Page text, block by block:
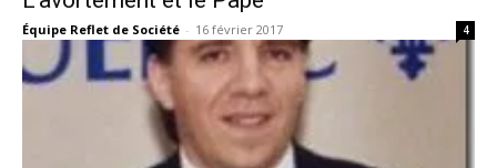
Équipe Reflet de Société - 16 février 2017 4